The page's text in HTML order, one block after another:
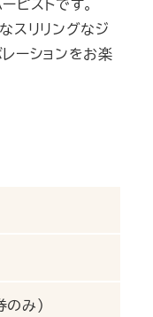
スリリングなジ
ーションをお楽
み）